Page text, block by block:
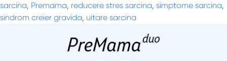
sarcina, Premama, reducere stres sarcina, simptome sarcina,
sindrom creier gravida, uitare sarcina